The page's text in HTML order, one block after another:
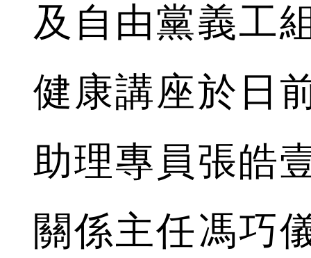
及自由黨義工
健康講座於日
助理專員張皓
關係主任馮巧